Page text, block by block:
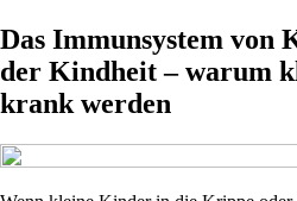
Das Immunsystem von
der Kindheit – warum
krank werden